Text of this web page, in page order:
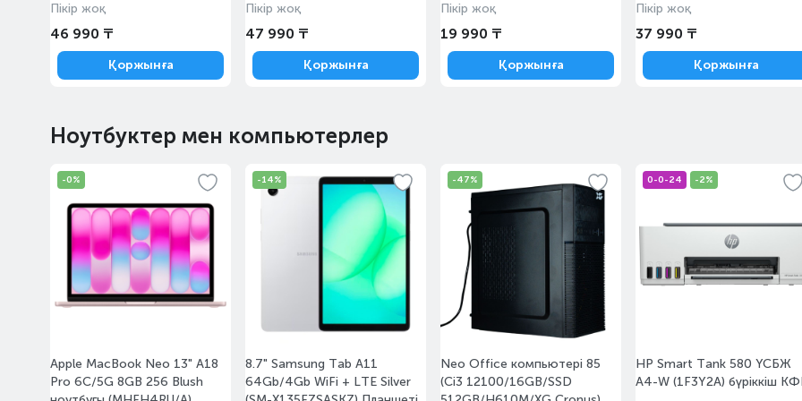
Розыбакиева, 247А
Алматы, Пункт выдачи
Каскелен Абылай Хана
район, Каскелен, проспект
Абылай Хана, 221
Алматы, ТЦ «Султан»
Казахстан, Алматы,
микрорайон Айнабулак-2,
82/4
10:00-22:00 Ертең
Пікір жоқ
46 990 ₸
Қоржынға
Пікір жоқ
47 990 ₸
Қоржынға
Пікір жоқ
19 990 ₸
Қоржынға
Пікір жоқ
37 990 ₸
Қоржынға
Ноутбуктер мен компьютерлер
-0%
Apple MacBook Neo 13" A18
Pro 6C/5G 8GB 256 Blush
-14%
8.7" Samsung Tab A11
64Gb/4Gb WiFi + LTE Silver
-47%
Neo Office компьютері 85
(Ci3 12100/16GB/SSD
0-0-24 -2%
HP Smart Tank 580 ҮСБЖ
А4-W (1F3Y2A) бүріккіш